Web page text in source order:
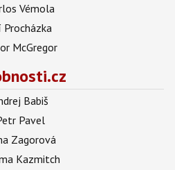
Vémola
Procházka
McGregor
Babiš
Pavel
Zagorová
Kazmitch